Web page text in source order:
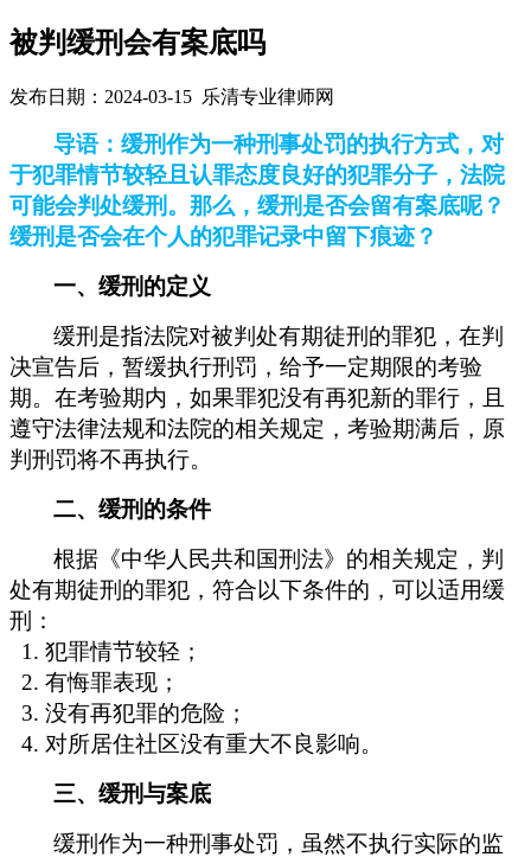
被判缓刑会有案底吗
发布日期：2024-03-15 乐清专业律师网
导语：缓刑作为一种刑事处罚的执行方式，对
于犯罪情节较轻且认罪态度良好的犯罪分子，法院
可能会判处缓刑。那么，缓刑是否会留有案底呢？
缓刑是否会在个人的犯罪记录中留下痕迹？
一、缓刑的定义
缓刑是指法院对被判处有期徒刑的罪犯，在判
决宣告后，暂缓执行刑罚，给予一定期限的考验
期。在考验期内，如果罪犯没有再犯新的罪行，且
遵守法律法规和法院的相关规定，考验期满后，原
判刑罚将不再执行。
二、 缓刑的条件
根据《中华人民共和国刑法》的相关规定，判
处有期徒刑的罪犯，符合以下条件的，可以适用缓
刑：
1. 犯罪情节较轻；
2. 有悔罪表现；
3. 没有再犯罪的危险；
4. 对所居住社区没有重大不良影响。
三、缓刑与案底
缓刑作为一种刑事处罚，虽然不执行实际的监